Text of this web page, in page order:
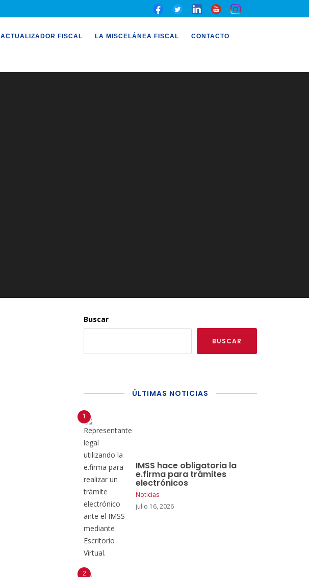
ACTUALIZADOR FISCAL LA MISCELÁNEA FISCAL CONTACTO
Buscar
BUSCAR
ÚLTIMAS NOTICIAS
IMSS hace obligatoria la
e.firma para trámites
electrónicos
Noticias
julio 16, 2026